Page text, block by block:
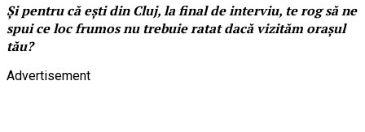
Și pentru că ești din Cluj, la final de interviu, te rog să ne
spui ce loc frumos nu trebuie ratat dacă vizităm orașul
tău?
Advertisement